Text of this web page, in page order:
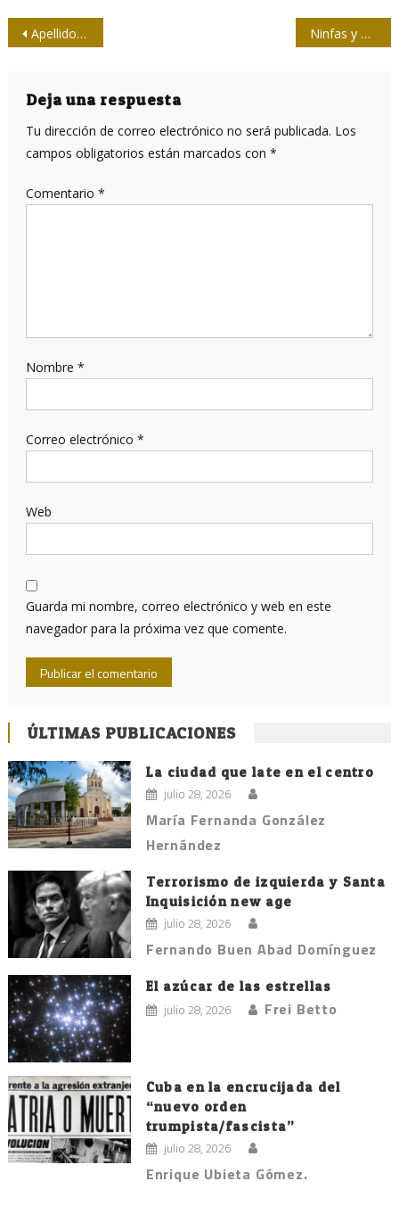
Navegación
entradas
Apellidos de periodistas Ninfas y genios de José Victoriano Betancourt
Deja una respuesta
Tu dirección de correo electrónico no será publicada. Los
campos obligatorios están marcados con *
Comentario *
Nombre *
Correo electrónico *
Web
Guarda mi nombre, correo electrónico y web en este
navegador para la próxima vez que comente.
ÚLTIMAS PUBLICACIONES
La ciudad que late en el centro
julio 28, 2026
María Fernanda González
Hernández
Terrorismo de izquierda y Santa
Inquisición new age
julio 28, 2026
Fernando Buen Abad Domínguez
El azúcar de las estrellas
julio 28, 2026 Frei Betto
Cuba en la encrucijada del
“nuevo orden
trumpista/fascista”
julio 28, 2026
Enrique Ubieta Gómez.